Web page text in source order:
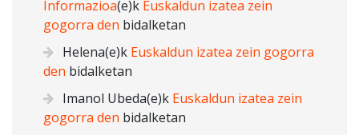
Informazioa(e)k Euskaldun izatea zein
gogorra den bidalketan
Helena(e)k Euskaldun izatea zein gogorra
den bidalketan
Imanol Ubeda(e)k Euskaldun izatea zein
gogorra den bidalketan